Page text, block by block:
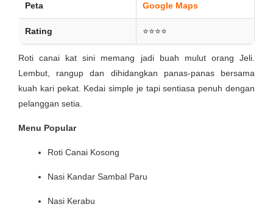
Peta Google Maps
Rating ⭐⭐⭐⭐
Roti canai kat sini memang jadi buah mulut orang Jeli.
Lembut, rangup dan dihidangkan panas-panas bersama
kuah kari pekat. Kedai simple je tapi sentiasa penuh dengan
pelanggan setia.
Menu Popular
Roti Canai Kosong
Nasi Kandar Sambal Paru
Nasi Kerabu